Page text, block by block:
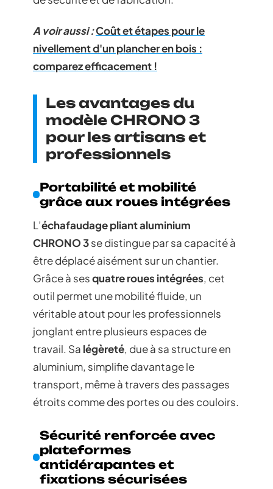
A voir aussi :Coût et étapes pour le
nivellement d'un plancher en bois :
comparez efficacement !
Les avantages du
modèle CHRONO 3
pour les artisans et
professionnels
Portabilité et mobilité
grâce aux roues intégrées
L’échafaudage pliant aluminium
CHRONO 3se distingue par sa capacité à
être déplacé aisément sur un chantier.
Grâce à sesquatre roues intégrées, cet
outil permet une mobilité fluide, un
véritable atout pour les professionnels
jonglant entre plusieurs espaces de
travail. Sa légèreté, due à sa structure en
aluminium, simplifie davantage le
transport, même à travers des passages
étroits comme des portes ou des couloirs.
Sécurité renforcée avec
plateformes
antidérapantes et
fixations sécurisées